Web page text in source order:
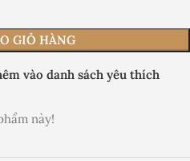
GIỎ HÀNG
vào danh sách yêu thích
này!